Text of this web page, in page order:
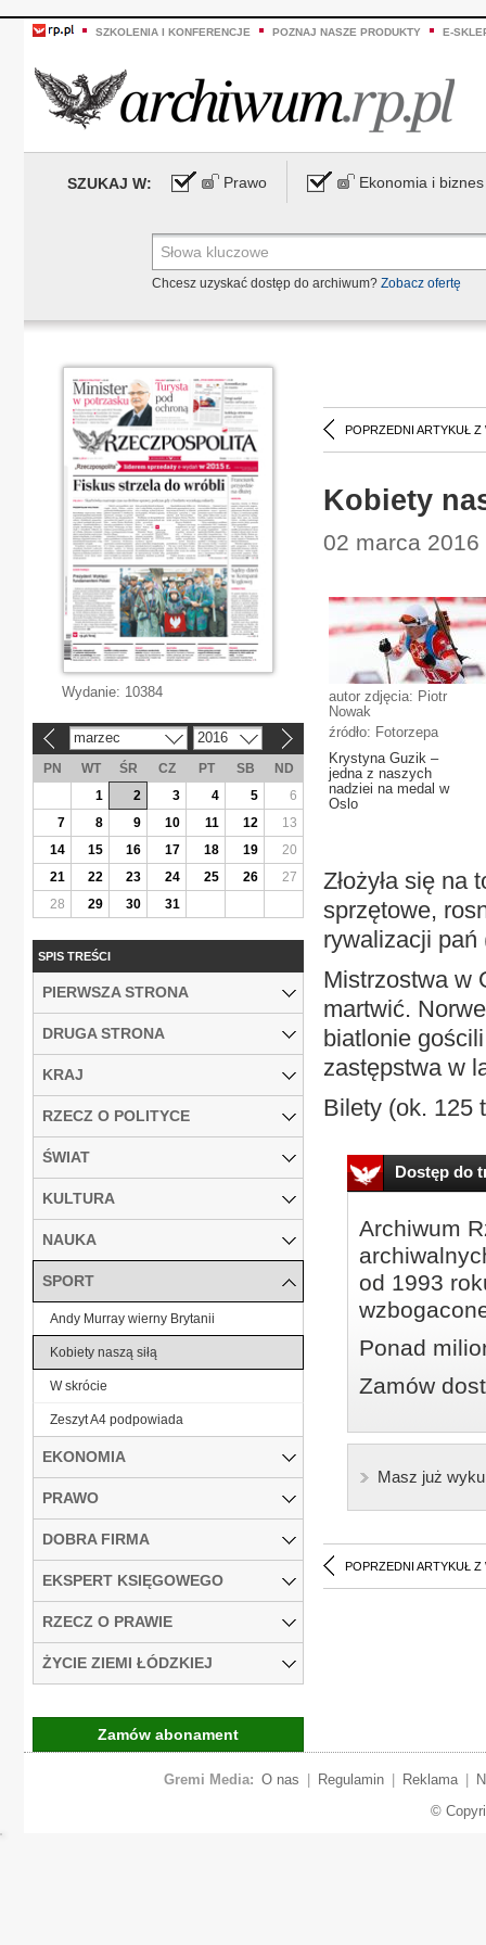
SZKOLENIA I KONFERENCJE POZNAJ NASZE PRODUKTY E-
SZUKAJ W: Prawo Ekonomia i biznes
Chcesz uzyskać dostęp do archiwum? Zobacz ofertę
POPRZEDNI ARTYKUŁ Z
Kobiety
02 marca
autor zdjęcia: Piotr
Nowak
źródło: Fotorzepa
Krystyna Guzik –
jedna z naszych
nadziei na medal w
Oslo
Złożyła się
sprzętowe,
rywalizacji pań
Mistrzostwa w
martwić.
biatlonie
zastępstwa w
Bilety (ok. 125
Dostęp do
Archiwum
od 1993
Ponad
Zamów
Masz już
POPRZEDNI ARTYKUŁ Z
Wydanie: 10384
marzec 2016
PN WT ŚR CZ PT SB
ND
1
2 3 4 5
6
7
8 9 10 11 12
13
14
15 16 17 18 19
20
21
22 23 24 25 26
27
28
29 30 31
SPIS TREŚCI
PIERWSZA STRONA
DRUGA STRONA
KRAJ
RZECZ O POLITYCE
ŚWIAT
KULTURA
NAUKA
SPORT
Andy Murray wierny Brytanii
Kobiety naszą siłą
W skrócie
Zeszyt A4 podpowiada
EKONOMIA
PRAWO
DOBRA FIRMA
EKSPERT KSIĘGOWEGO
RZECZ O PRAWIE
ŻYCIE ZIEMI ŁÓDZKIEJ
Zamów abonament
Gremi Media: O nas Regulamin Reklama
©